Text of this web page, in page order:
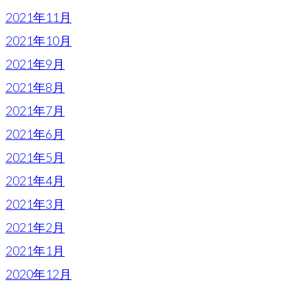
2021年11月
2021年10月
2021年9月
2021年8月
2021年7月
2021年6月
2021年5月
2021年4月
2021年3月
2021年2月
2021年1月
2020年12月